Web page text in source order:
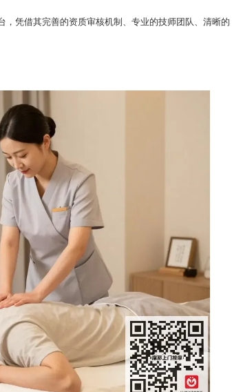
，凭借其完善的资质审核机制、专业的技师团队、清晰的